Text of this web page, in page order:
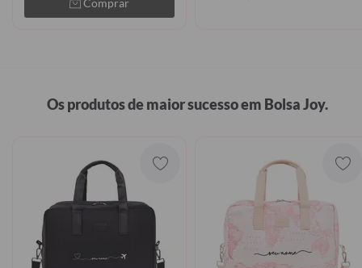
Comprar
Os produtos de maior sucesso em Bolsa Joy.